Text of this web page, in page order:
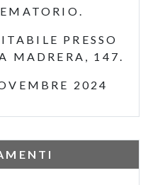
PRESSO
MADRERA, 147.
2024